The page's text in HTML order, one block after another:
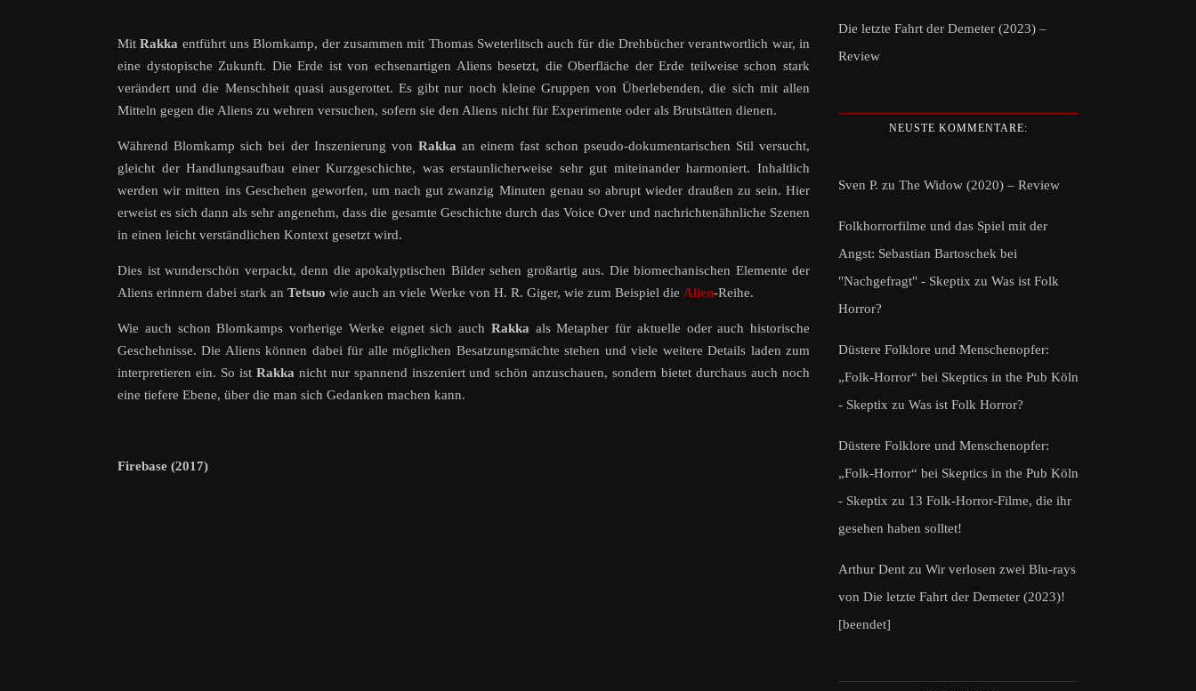
MitRakka entführt uns Blomkamp, der zusammen mit Thomas Sweterlitsch auch für die Drehbücher verantwortlich war, in
eine dystopische Zukunft. Die Erde ist von echsenartigen Aliens besetzt, die Oberfläche der Erde teilweise schon stark
verändert und die Menschheit quasi ausgerottet. Es gibt nur noch kleine Gruppen von Überlebenden, die sich mit allen
Mitteln gegen die Aliens zu wehren versuchen, sofern sie den Aliens nicht für Experimente oder als Brutstätten dienen.
Während Blomkamp sich bei der Inszenierung von Rakka an einem fast schon pseudo-dokumentarischen Stil versucht,
gleicht der Handlungsaufbau einer Kurzgeschichte, was erstaunlicherweise sehr gut miteinander harmoniert. Inhaltlich
werden wir mitten ins Geschehen geworfen, um nach gut zwanzig Minuten genau so abrupt wieder draußen zu sein. Hier
erweist es sich dann als sehr angenehm, dass die gesamte Geschichte durch das Voice Over und nachrichtenähnliche Szenen
in einen leicht verständlichen Kontext gesetzt wird.
Dies ist wunderschön verpackt, denn die apokalyptischen Bilder sehen großartig aus. Die biomechanischen Elemente der
Aliens erinnern dabei stark an Tetsuo wie auch an viele Werke von H. R. Giger, wie zum Beispiel die Alien-Reihe.
Wie auch schon Blomkamps vorherige Werke eignet sich auch Rakkaals Metapher für aktuelle oder auch historische
Geschehnisse. Die Aliens können dabei für alle möglichen Besatzungsmächte stehen und viele weitere Details laden zum
interpretieren ein. So ist Rakkanicht nur spannend inszeniert und schön anzuschauen, sondern bietet durchaus auch noch
eine tiefere Ebene, über die man sich Gedanken machen kann.
Firebase (2017)
Die letzte Fahrt der Demeter (2023) –
Review
NEUSTE KOMMENTARE:
Sven P. zu The Widow (2020) – Review
Folkhorrorfilme und das Spiel mit der
Angst: Sebastian Bartoschek bei
"Nachgefragt" - Skeptix zu Was ist Folk
Horror?
Düstere Folklore und Menschenopfer:
„Folk-Horror“ bei Skeptics in the Pub Köln
- Skeptix zu Was ist Folk Horror?
Düstere Folklore und Menschenopfer:
„Folk-Horror“ bei Skeptics in the Pub Köln
- Skeptix zu 13 Folk-Horror-Filme, die ihr
gesehen haben solltet!
Arthur Dent zu Wir verlosen zwei Blu-rays
von Die letzte Fahrt der Demeter (2023)!
[beendet]